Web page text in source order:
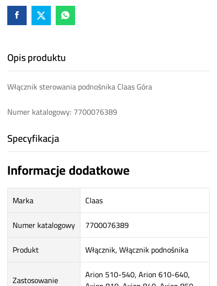
Opis produktu
Włącznik sterowania podnośnika Claas Góra
Numer katalogowy: 7700076389
Specyfikacja
Informacje dodatkowe
Marka
Claas
Numer katalogowy
7700076389
Produkt
Włącznik, Włącznik podnośnika
Zastosowanie
Arion 510-540, Arion 610-640,